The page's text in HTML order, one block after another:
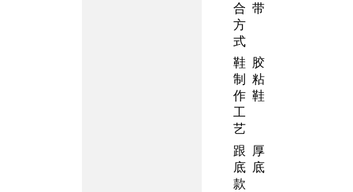
合
方
式
带
鞋
制
作
工
艺
胶
粘
鞋
跟
底
款
厚
底